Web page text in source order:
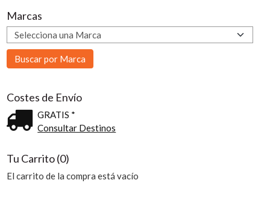
Marcas
Costes de Envío
GRATIS *
Consultar Destinos
Tu Carrito (0)
El carrito de la compra está vacío